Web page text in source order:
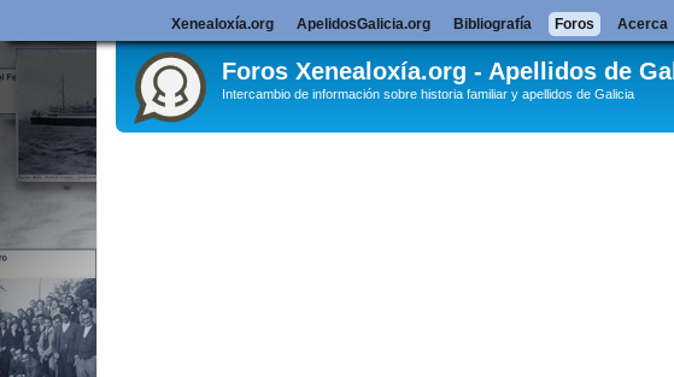
Foros Xenealoxía.org - Apellidos de
Intercambio de información sobre historia familiar y apellidos de Galicia
Xenealoxía.org ApelidosGalicia.org Bibliografía Foros Acerca